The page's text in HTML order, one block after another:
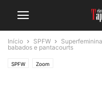
Início SPFW
babados e pantacourts
SPFW Zoom